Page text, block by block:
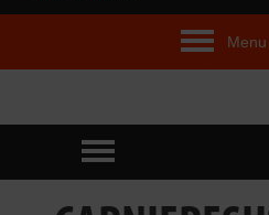
Menu
PRODUCTS
TECHNOLOGY